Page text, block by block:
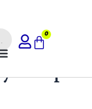
Menú
0
por